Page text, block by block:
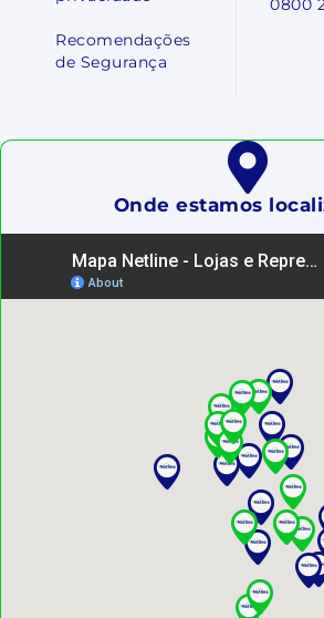
Recomendações
de Segurança
0800
Onde estamos